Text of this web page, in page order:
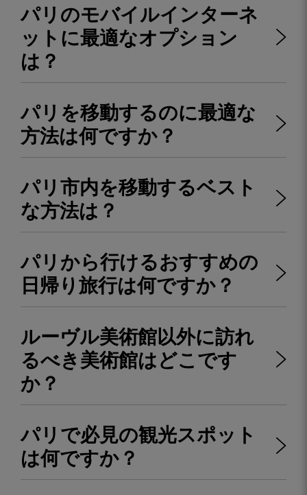
パリのモバイルインターネ
ットに最適なオプション
は？
パリを移動するのに最適な
方法は何ですか？
パリ市内を移動するベスト
な方法は？
パリから行けるおすすめの
日帰り旅行は何ですか？
ルーヴル美術館以外に訪れ
るべき美術館はどこです
か？
パリで必見の観光スポット
は何ですか？